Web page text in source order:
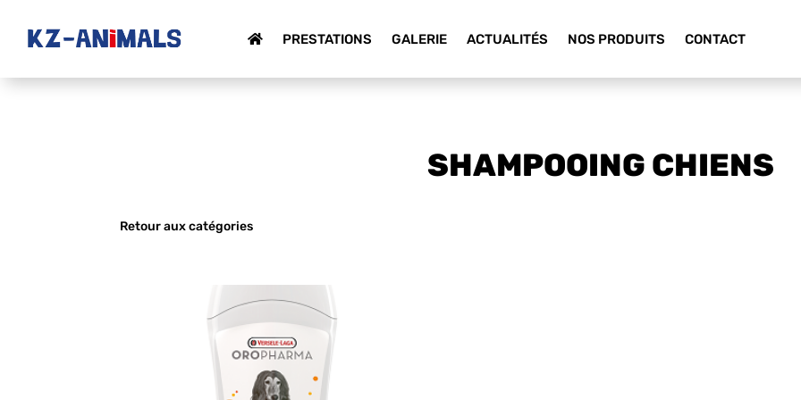
PRESTATIONS GALERIE ACTUALITÉS NOS PRODUITS CONTACT
SHAMPOOING CHIENS
Retour aux catégories